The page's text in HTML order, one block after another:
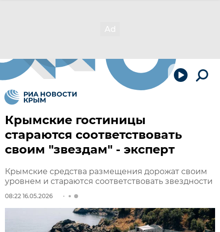
Крымские гостиницы
стараются соответствовать
своим "звездам" - эксперт
Крымские средства размещения дорожат своим
уровнем и стараются соответствовать звездности
08:22 16.05.2026